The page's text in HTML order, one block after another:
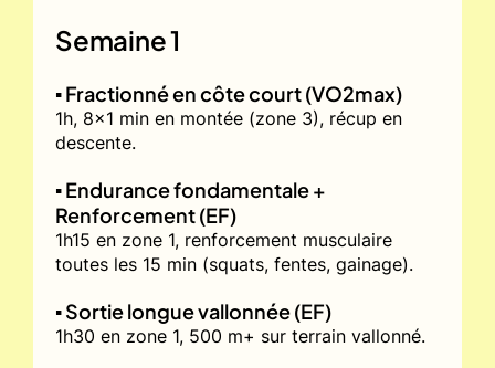
Semaine 1
▪️ Fractionné en côte court (VO2max)
1h, 8x1 min en montée (zone 3), récup en
descente.
▪️ Endurance fondamentale +
Renforcement (EF)
1h15 en zone 1, renforcement musculaire
toutes les 15 min (squats, fentes, gainage).
▪️ Sortie longue vallonnée (EF)
1h30 en zone 1, 500 m+ sur terrain vallonné.